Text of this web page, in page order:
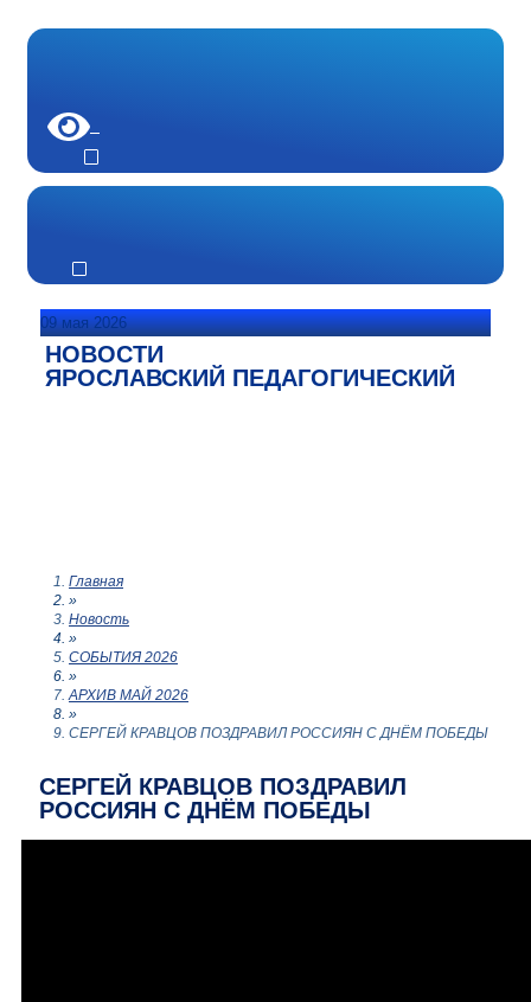
09 мая 2026
НОВОСТИ
ЯРОСЛАВСКИЙ ПЕДАГОГИЧЕСКИЙ
Главная
»
Новость
»
СОБЫТИЯ 2026
»
АРХИВ МАЙ 2026
»
СЕРГЕЙ КРАВЦОВ ПОЗДРАВИЛ РОССИЯН С ДНЁМ ПОБЕДЫ
СЕРГЕЙ КРАВЦОВ ПОЗДРАВИЛ
РОССИЯН С ДНЁМ ПОБЕДЫ